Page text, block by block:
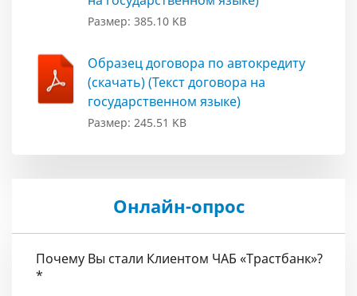
Размер: 385.10 KB
Образец договора по автокредиту
(скачать) (Текст договора на
государственном языке)
Размер: 245.51 KB
Онлайн-опрос
Почему Вы стали Клиентом ЧАБ «Трастбанк»?
*